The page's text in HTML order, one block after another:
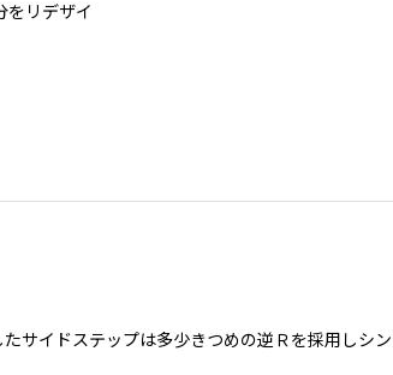
をリデザイ
サイドステップは多少きつめの逆Ｒを採用しシ